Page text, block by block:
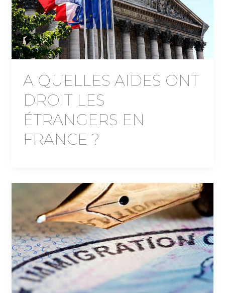
A QUELLES AIDES ONT
DROIT LES
ÉTRANGERS EN
FRANCE ?